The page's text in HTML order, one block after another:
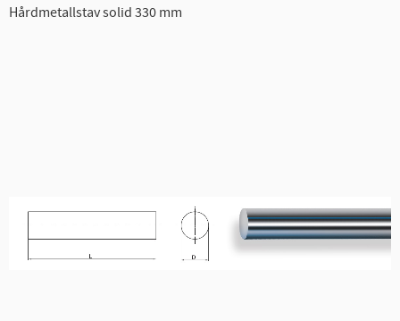
Hårdmetallstav solid 330 mm